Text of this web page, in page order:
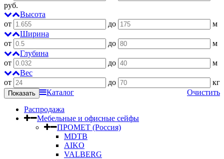
руб.
Высота
от
до
м
Ширина
от
до
м
Глубина
от
до
м
Вес
от
до
кг
Очистить
Каталог
Распродажа
Мебельные и офисные сейфы
ПРОМЕТ (Россия)
MDTB
AIKO
VALBERG